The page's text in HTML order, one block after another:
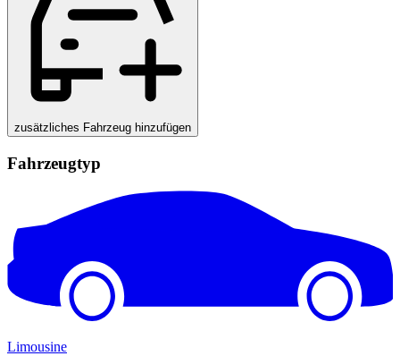
zusätzliches Fahrzeug hinzufügen
Fahrzeugtyp
Limousine